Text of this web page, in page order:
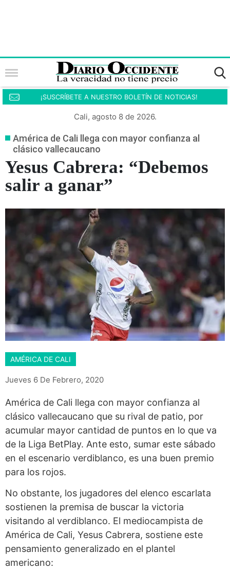
¡SUSCRÍBETE A NUESTRO BOLETÍN DE NOTICIAS!
Cali, agosto 8 de 2026.
América de Cali llega con mayor confianza al
clásico vallecaucano
Yesus Cabrera: “Debemos
salir a ganar”
AMÉRICA DE CALI
Jueves 6 De Febrero, 2020
América de Cali llega con mayor confianza al
clásico vallecaucano que su rival de patio, por
acumular mayor cantidad de puntos en lo que va
de la Liga BetPlay. Ante esto, sumar este sábado
en el escenario verdiblanco, es una buen premio
para los rojos.
No obstante, los jugadores del elenco escarlata
sostienen la premisa de buscar la victoria
visitando al verdiblanco. El mediocampista de
América de Cali, Yesus Cabrera, sostiene este
pensamiento generalizado en el plantel
americano: